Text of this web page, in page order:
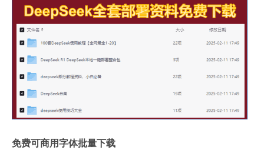
免费可商用字体批量下载